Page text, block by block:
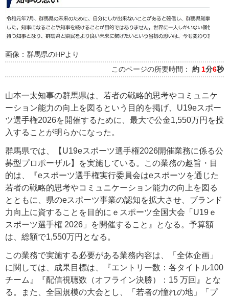
画像：群馬県のHPより
このページの所要時間： 約 1分6秒
山本一太知事の群馬県は、若者の戦略的思考やコミュニケ
ーション能力の向上を図るという目的を掲げ、U19eスポー
ツ選手権2026を開催するために、最大で公金1,550万円を投
入することが明らかになった。
群馬県では、【U19eスポーツ選手権2026開催業務に係る公
募型プロポーザル】を実施している。この業務の趣旨・目
的は、『eスポーツ選手権実行委員会はeスポーツを通じた
若者の戦略的思考やコミュニケーション能力の向上を図る
とともに、県のeスポーツ事業の認知を拡大させ、ブランド
力向上に資することを目的にｅスポーツ全国大会「U19ｅ
スポーツ選手権 2026」を開催すること』となる。予算額
は、総額で1,550万円となる。
この業務で実施する必要がある業務内容は、「全体企画」
に関しては、成果目標は、『エントリー数：各タイトル100
チーム』『配信視聴数（オフライン決勝）：15 万回』とな
る。また、全国規模の大会とし、「若者の憧れの地」「プ